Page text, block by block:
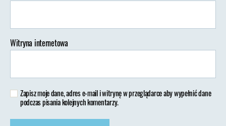
Witryna internetowa
Zapisz moje dane, adres e-mail i witrynę w przeglądarce aby wypełnić dane
podczas pisania kolejnych komentarzy.